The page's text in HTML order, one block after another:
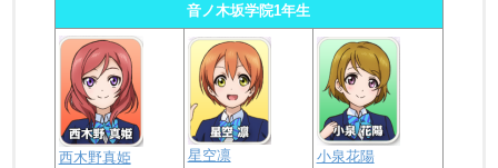
音ノ木坂学院1年生
西木野真姫 星空凛 小泉花陽